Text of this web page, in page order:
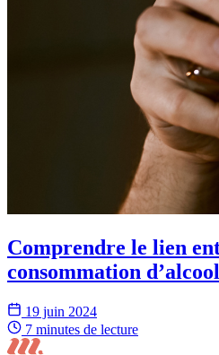
Comprendre le lien
consommation
19 juin 2024
7 minutes de lecture